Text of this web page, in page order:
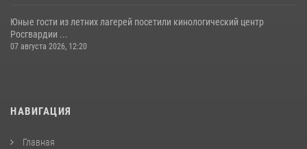
Юные гости из летних лагерей посетили кинологический центр
Росгвардии ...
07 августа 2026, 12:20
НАВИГАЦИЯ
Главная